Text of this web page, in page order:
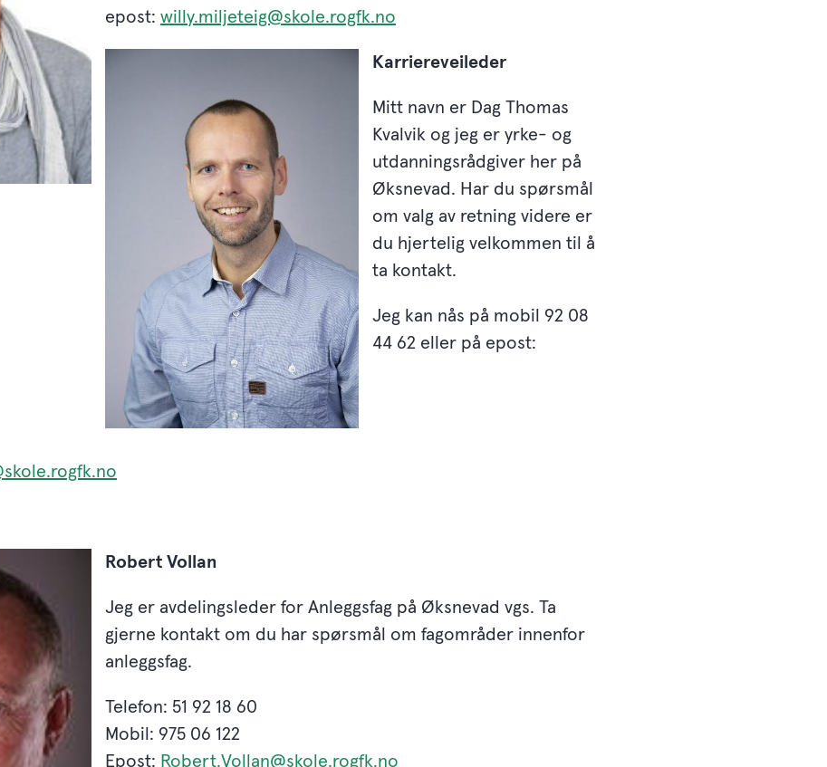
epost: willy.miljeteig@skole.rogfk.no
Karriereveileder
Mitt navn er Dag Thomas
Kvalvik og jeg er yrke- og
utdanningsrådgiver her på
Øksnevad. Har du spørsmål
om valg av retning videre er
du hjertelig velkommen til å
ta kontakt.
Jeg kan nås på mobil 92 08
44 62 eller på epost:
Robert Vollan
Jeg er avdelingsleder for Anleggsfag på Øksnevad vgs. Ta
gjerne kontakt om du har spørsmål om fagområder innenfor
anleggsfag.
Telefon: 51 92 18 60
Mobil: 975 06 122
Epost: Robert.Vollan@skole.rogfk.no